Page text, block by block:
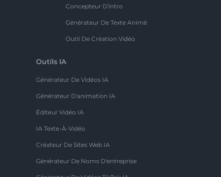
Concepteur D'intro
Générateur De Texte Animé
Outil De Création Vidéo
Outils IA
Générateur De Vidéos IA
Générateur D'animation IA
Éditeur Vidéo IA
IA Texte-À-Vidéo
Créateur De Sites Web IA
Générateur De Noms D'entreprise